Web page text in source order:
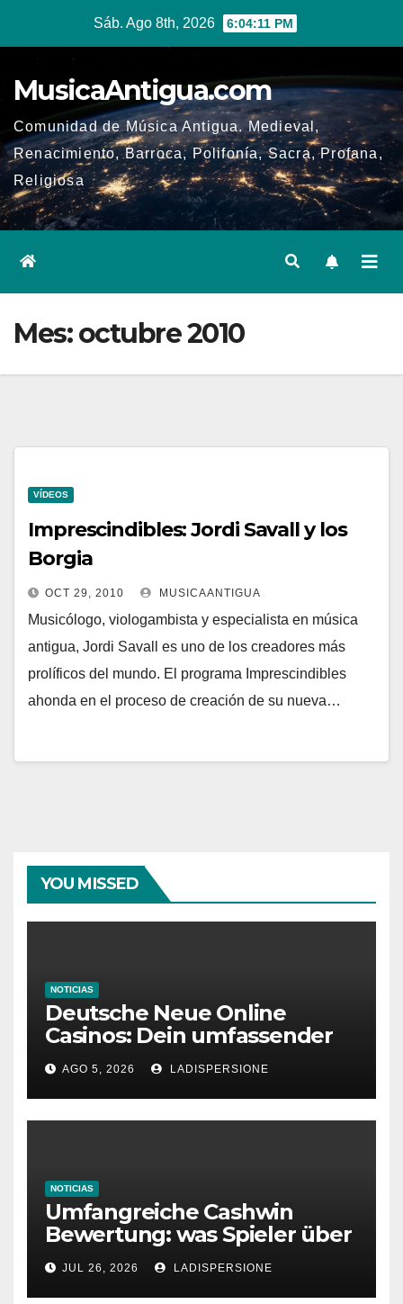
Sáb. Ago 8th, 2026 6:04:11 PM
MusicaAntigua.com
Comunidad de Música Antigua. Medieval,
Renacimiento, Barroca, Polifonía, Sacra, Profana,
Religiosa
Mes:octubre 2010
VÍDEOS
Imprescindibles: Jordi Savall y los
Borgia
OCT 29, 2010 MUSICAANTIGUA
Musicólogo, viologambista y especialista en música
antigua, Jordi Savall es uno de los creadores más
prolíficos del mundo. El programa Imprescindibles
ahonda en el proceso de creación de su nueva…
YOU MISSED
NOTICIAS
Deutsche Neue Online
Casinos: Dein umfassender
Ratgeber für moderne
Glücksspielplattformen
AGO 5, 2026 LADISPERSIONE
NOTICIAS
Umfangreiche Cashwin
Bewertung: was Spieler über
dieses Casino denken
JUL 26, 2026 LADISPERSIONE